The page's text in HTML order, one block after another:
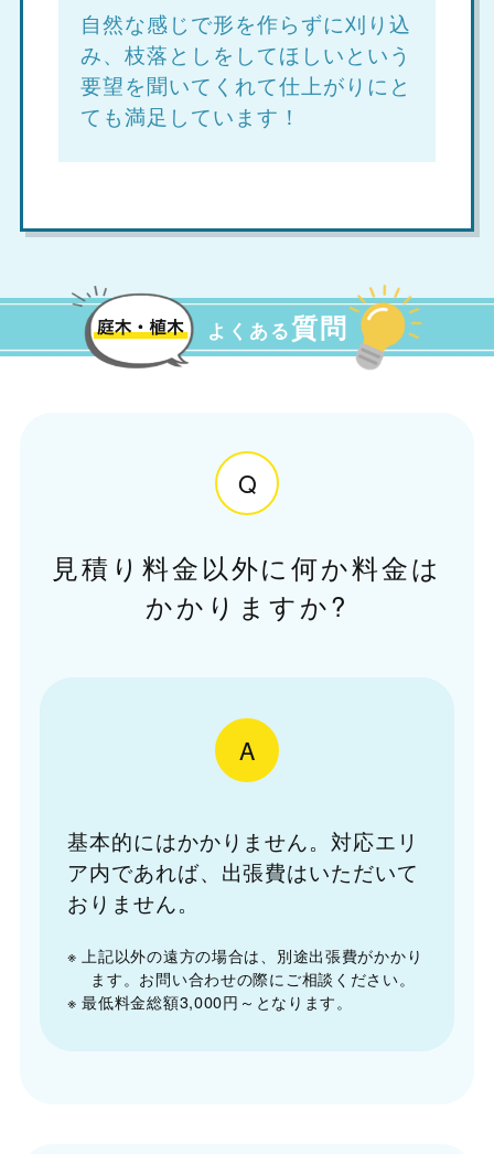
自然な感じで形を作らずに刈り込
み、枝落としをしてほしいという
要望を聞いてくれて仕上がりにと
ても満足しています！
よくある質問
Q
見積り料金以外に何か料金は
かかりますか?
A
基本的にはかかりません。対応エリ
ア内であれば、出張費はいただいて
おりません。
※ 上記以外の遠方の場合は、別途出張費がかかり
ます。お問い合わせの際にご相談ください。
※ 最低料金総額3,000円～となります。